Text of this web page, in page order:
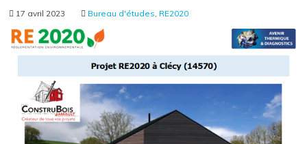
17 avril 2023 Bureau d'études RE2020